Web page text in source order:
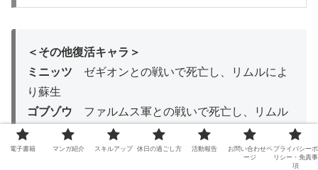
＜その他復活キャラ＞
ミニッツ ゼギオンとの戦いで死亡し、リムルによ
り蘇生
ゴブゾウ ファルムス軍との戦いで死亡し、リムル
により蘇生
電子書籍 マンガ紹介 スキルアップ 休日の過ごし方 活動報告
お問い合わせペ
ージ
プライバシーポ
リシー・免責事
項